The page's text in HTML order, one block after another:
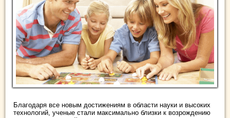
Благодаря все новым достижениям в области науки и высоких
технологий, ученые стали максимально близки к возрождению